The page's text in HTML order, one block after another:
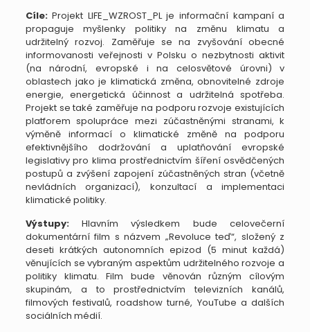
Cíle:Projekt LIFE_WZROST_PL je informační kampaní a
propaguje myšlenky politiky na změnu klimatu a
udržitelný rozvoj. Zaměřuje se na zvyšování obecné
informovanosti veřejnosti v Polsku o nezbytnosti aktivit
(na národní, evropské i na celosvětové úrovni) v
oblastech jako je klimatická změna, obnovitelné zdroje
energie, energetická účinnost a udržitelná spotřeba.
Projekt se také zaměřuje na podporu rozvoje existujících
platforem spolupráce mezi zúčastněnými stranami, k
výměně informací o klimatické změně na podporu
efektivnějšího dodržování a uplatňování evropské
legislativy pro klima prostřednictvím šíření osvědčených
postupů a zvýšení zapojení zúčastněných stran (včetně
nevládních organizací), konzultací a implementaci
klimatické politiky.
Výstupy:Hlavním výsledkem bude celovečerní
dokumentární film s názvem „Revoluce teď“, složený z
deseti krátkých autonomních epizod (5 minut každá)
věnujících se vybraným aspektům udržitelného rozvoje a
politiky klimatu. Film bude věnován různým cílovým
skupinám, a to prostřednictvím televizních kanálů,
filmových festivalů, roadshow turné, YouTube a dalších
sociálních médií.